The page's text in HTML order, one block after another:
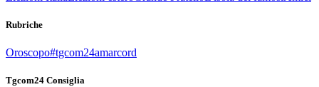
Rubriche
Oroscopo#tgcom24amarcord
Tgcom24 Consiglia